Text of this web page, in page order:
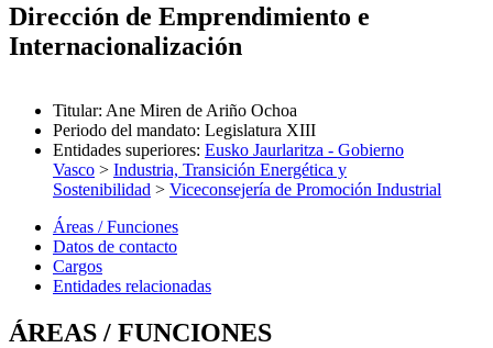
Dirección de Emprendimiento e
Internacionalización
Titular: Ane Miren de Ariño Ochoa
Periodo del mandato: Legislatura XIII
Entidades superiores: Eusko Jaurlaritza - Gobierno
Vasco > Industria, Transición Energética y
Sostenibilidad > Viceconsejería de Promoción Industrial
Áreas / Funciones
Datos de contacto
Cargos
Entidades relacionadas
ÁREAS / FUNCIONES